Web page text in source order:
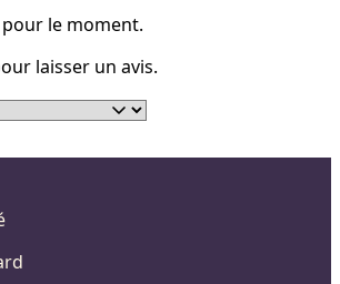
le moment.
laisser un avis.